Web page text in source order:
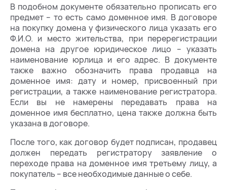
В подобном документе обязательно прописать его
предмет – то есть само доменное имя. В договоре
на покупку домена у физического лица указать его
Ф.И.О. и место жительства, при перерегистрации
домена на другое юридическое лицо – указать
наименование юрлица и его адрес. В документе
также важно обозначить права продавца на
доменное имя: дату и номер, присвоенный при
регистрации, а также наименование регистратора.
Если вы не намерены передавать права на
доменное имя бесплатно, цена также должна быть
указана в договоре.
После того, как договор будет подписан, продавец
должен передать регистратору заявление о
переходе права на доменное имя третьему лицу, а
покупатель – все необходимые данные о себе.